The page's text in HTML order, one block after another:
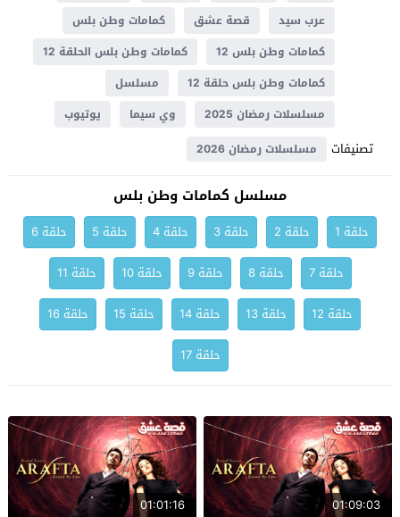
عرب سيد
قصة عشق
كمامات وطن بلس
كمامات وطن بلس 12
كمامات وطن بلس الحلقة 12
كمامات وطن بلس حلقة 12
مسلسل
مسلسلات رمضان 2025
وي سيما يوتيوب
تصنيفات مسلسلات رمضان 2026
مسلسل كمامات وطن بلس
حلقة 1 حلقة 2 حلقة 3 حلقة 4 حلقة 5
حلقة 6
حلقة 7
حلقة 8 حلقة 9 حلقة 10
حلقة 11
حلقة 12
حلقة 13 حلقة 14 حلقة 15
حلقة 16
حلقة 17
01:09:03
01:01:16